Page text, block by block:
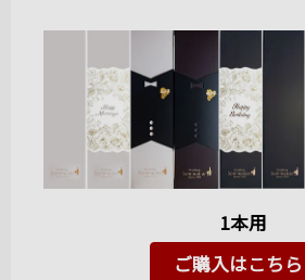
1本用
ご購入はこちら